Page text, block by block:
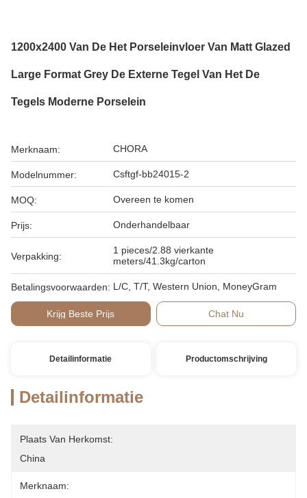
1200x2400 Van De Het Porseleinvloer Van Matt Glazed
Large Format Grey De Externe Tegel Van Het De
Tegels Moderne Porselein
Merknaam: CHORA
Modelnummer: Csftgf-bb24015-2
MOQ: Overeen te komen
Prijs: Onderhandelbaar
Verpakking:
1 pieces/2.88 vierkante
meters/41.3kg/carton
Betalingsvoorwaarden: L/C, T/T, Western Union, MoneyGram
Krijg Beste Prijs Chat Nu
Detailinformatie Productomschrijving
Detailinformatie
Plaats Van Herkomst:
China
Merknaam: